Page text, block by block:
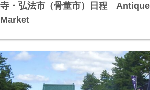
寺・弘法市（骨董市）日程 Antique
Market